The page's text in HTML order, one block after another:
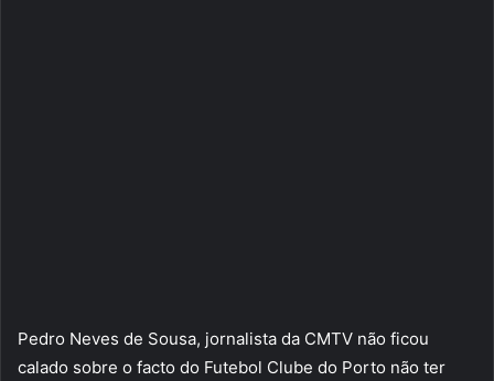
Pedro Neves de Sousa, jornalista da CMTV não ficou
calado sobre o facto do Futebol Clube do Porto não ter